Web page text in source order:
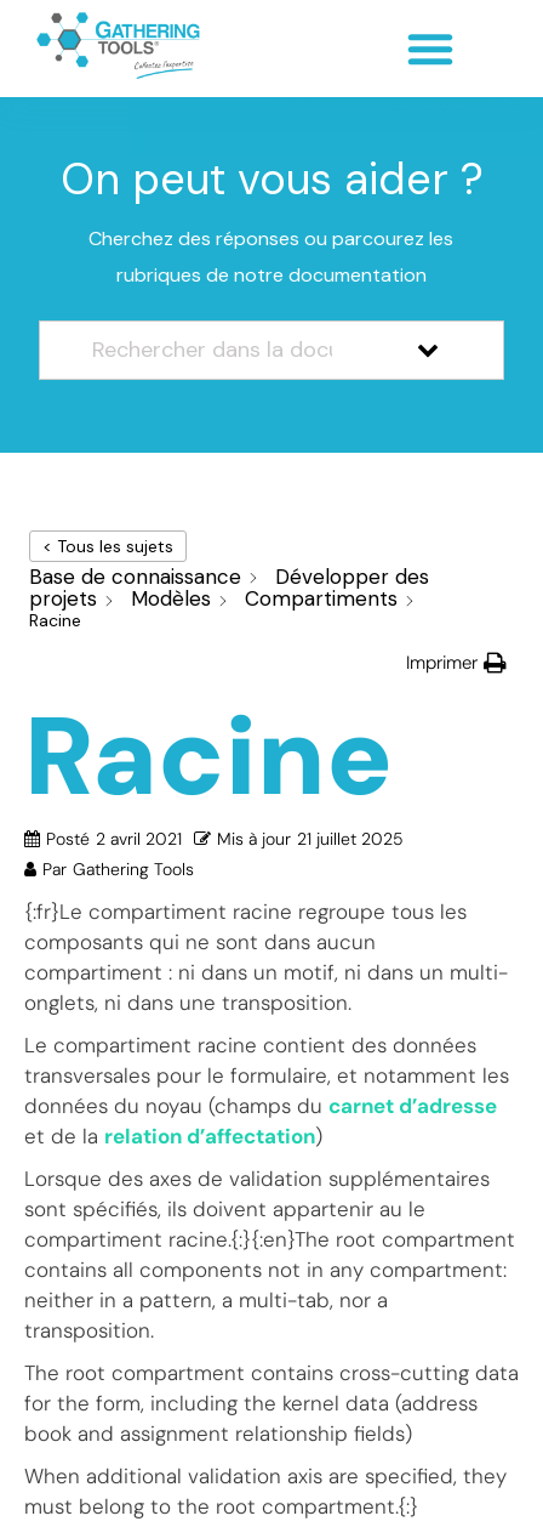
On peut vous aider ?
Cherchez des réponses ou parcourez les
rubriques de notre documentation
< Tous les sujets
Base de connaissance
Développer des
projets
Modèles Compartiments
Racine
Imprimer
Racine
Posté 2 avril 2021 Mis à jour 21 juillet 2025
Par Gathering Tools
{:fr}Le compartiment racine regroupe tous les
composants qui ne sont dans aucun
compartiment : ni dans un motif, ni dans un multi-
onglets, ni dans une transposition.
Le compartiment racine contient des données
transversales pour le formulaire, et notamment les
données du noyau (champs du carnet d’adresse
et de la relation d’affectation)
Lorsque des axes de validation supplémentaires
sont spécifiés, ils doivent appartenir au le
compartiment racine.{:}{:en}The root compartment
contains all components not in any compartment:
neither in a pattern, a multi-tab, nor a
transposition.
The root compartment contains cross-cutting data
for the form, including the kernel data (address
book and assignment relationship fields)
When additional validation axis are specified, they
must belong to the root compartment.{:}